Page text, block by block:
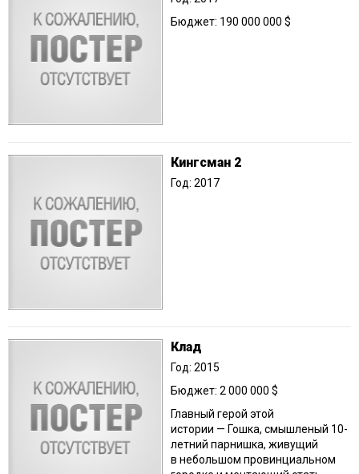
Бюджет: 190 000 000 $
Кингсман 2
Год: 2017
Клад
Год: 2015
Бюджет: 2 000 000 $
Главный герой этой
истории — Гошка, смышленый 10-
летний парнишка, живущий
в небольшом провинциальном